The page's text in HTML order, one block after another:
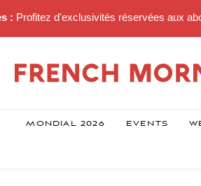
: Profitez d'exclusivités réservées aux
MONDIAL 2026 EVENTS